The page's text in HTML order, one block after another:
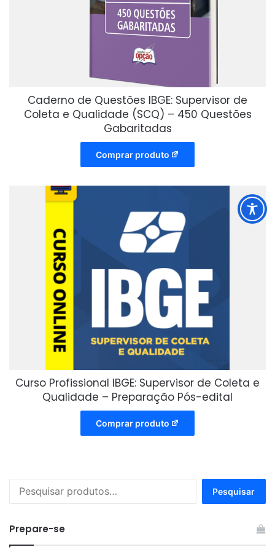
Caderno de Questões IBGE: Supervisor de
Coleta e Qualidade (SCQ) – 450 Questões
Gabaritadas
Comprar produto
Curso Profissional IBGE: Supervisor de Coleta e
Qualidade – Preparação Pós-edital
Comprar produto
por:
Pesquisar
Prepare-se